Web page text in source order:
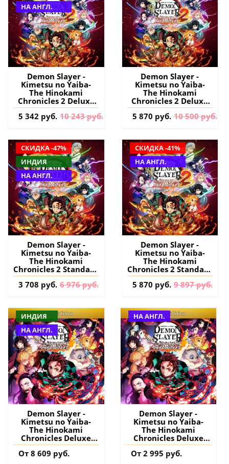
НА АНГЛ.
Demon Slayer -
Kimetsu no Yaiba-
The Hinokami
Chronicles 2 Deluxe
Edition PS4 & PS5
(Индия) купить
5 342 руб. 10 243 руб.
Demon Slayer -
Kimetsu no Yaiba-
The Hinokami
Chronicles 2 Deluxe
Edition PS4 & PS5
(Турция) купить
5 870 руб. 10 500 руб.
СКИДКА -47%
ИНДИЯ
НА АНГЛ.
Demon Slayer -
Kimetsu no Yaiba-
The Hinokami
Chronicles 2 Standard
Edition PS4 & PS5
(Индия) купить игру
3 708 руб. 6 976 руб.
СКИДКА -41%
НА АНГЛ.
Demon Slayer -
Kimetsu no Yaiba-
The Hinokami
Chronicles 2 Standard
Edition PS4 & PS5
(Турция) купить
5 870 руб. 9 897 руб.
ИНДИЯ
НА АНГЛ.
Demon Slayer -
Kimetsu no Yaiba-
The Hinokami
Chronicles Deluxe
Edition PS4 & PS5
(Индия) купить игру
От 8 609 руб.
НА АНГЛ.
Demon Slayer -
Kimetsu no Yaiba-
The Hinokami
Chronicles Deluxe
Edition PS4 & PS5
(Турция) купить
От 2 995 руб.